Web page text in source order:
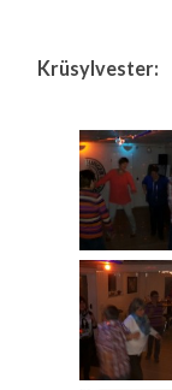
Krüsylvester: